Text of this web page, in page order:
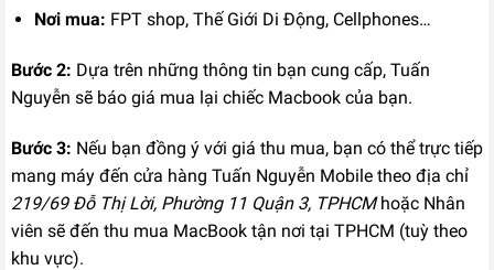
Nơi mua: FPT shop, Thế Giới Di Động, Cellphones…
Bước 2: Dựa trên những thông tin bạn cung cấp, Tuấn
Nguyễn sẽ báo giá mua lại chiếc Macbook của bạn.
Bước 3: Nếu bạn đồng ý với giá thu mua, bạn có thể trực tiếp
mang máy đến cửa hàng Tuấn Nguyễn Mobile theo địa chỉ
219/69 Đỗ Thị Lời, Phường 11 Quận 3, TPHCMhoặc Nhân
viên sẽ đến thu mua MacBook tận nơi tại TPHCM (tuỳ theo
khu vực).